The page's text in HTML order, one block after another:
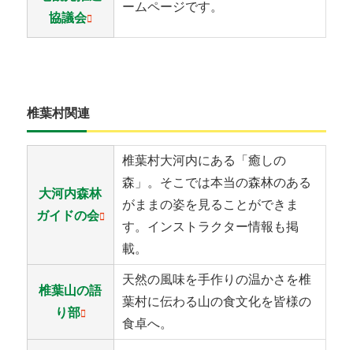
協議会
ームページです。
椎葉村関連
大河内森林
ガイドの会
椎葉村大河内にある「癒しの
森」。そこでは本当の森林のある
がままの姿を見ることができま
す。インストラクター情報も掲
載。
椎葉山の語
り部
天然の風味を手作りの温かさを椎
葉村に伝わる山の食文化を皆様の
食卓へ。